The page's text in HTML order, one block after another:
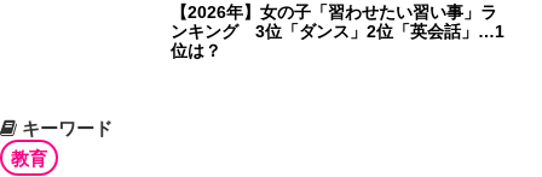
【2026年】女の子「習わせたい習い事」ラ
ンキング 3位「ダンス」2位「英会話」…1
位は？
キーワード
教育